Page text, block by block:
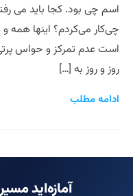
اسم چی بود. کجا باید می
چی‌کار می‌کردم؟ اینها همه
است عدم تمرکز و حواس
روز و روز به […]
ادامه مطلب
آمازه‌اید